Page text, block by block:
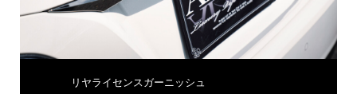
リヤライセンスガーニッシュ